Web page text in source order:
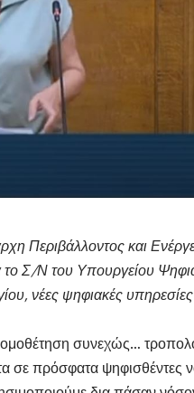
Περιβάλλοντος και
Σ/Ν του Υπουργείου
νέες ψηφιακές
συνεχώς…
σε πρόσφατα ψηφισθέντες